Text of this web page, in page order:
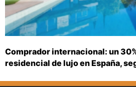
Comprador internacional: un
residencial de lujo en España,